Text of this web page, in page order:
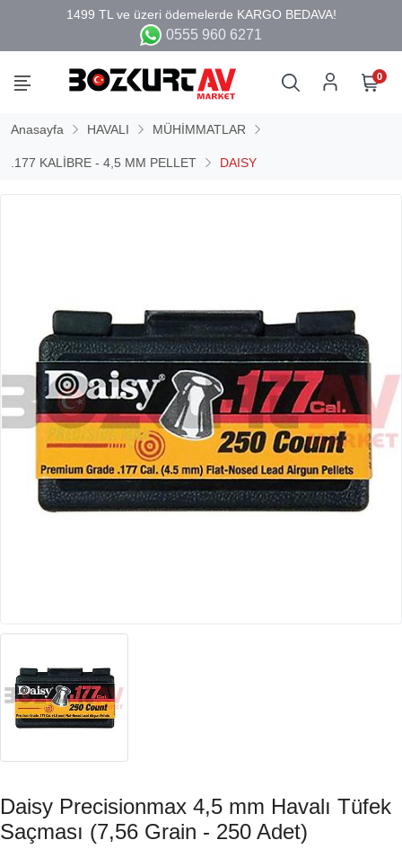
0555 960 6271
0
Anasayfa HAVALI MÜHİMMATLAR
.177 KALİBRE - 4,5 MM PELLET DAISY
Daisy Precisionmax 4,5 mm Havalı Tüfek
Saçması (7,56 Grain - 250 Adet)